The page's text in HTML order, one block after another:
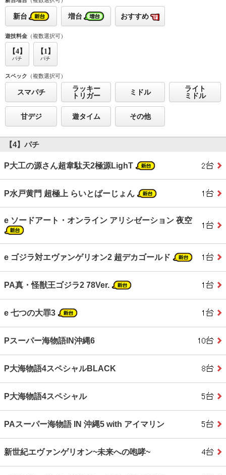
新台 増台 おすすめ
遊技料金 （複数選択可）
【4】
パチ
【1】
パチ
スペック （複数選択可）
スマパチ
ラッキー
トリガー
ミドル
ライト
ミドル
甘デジ 遊タイム その他
【4】パチ
P大工の源さん超韋駄天2極源LighT
P水戸黄門 超極上 らいとばーじょん
e ソードアート・オンライン アリシゼーション 夜空
e ゴジラ対エヴァンゲリオン2 超デカゴールド
PA真・怪獣王ゴジラ2 78Ver.
e 七つの大罪3
Pスーパー海物語IN沖縄6
P大海物語4スペシャルBLACK
P大海物語4スペシャル
PAスーパー海物語 IN 沖縄5 with アイマリン
新世紀エヴァンゲリオン~未来への咆哮~